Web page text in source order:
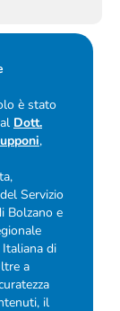
è stato
Dott.
,
Servizio
Bolzano e
di
a
il